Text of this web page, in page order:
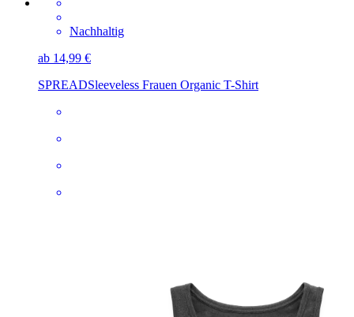
Nachhaltig
ab 14,99 €
SPREADSleeveless Frauen Organic T-Shirt